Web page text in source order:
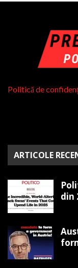
Politică de
ARTICOLE
din